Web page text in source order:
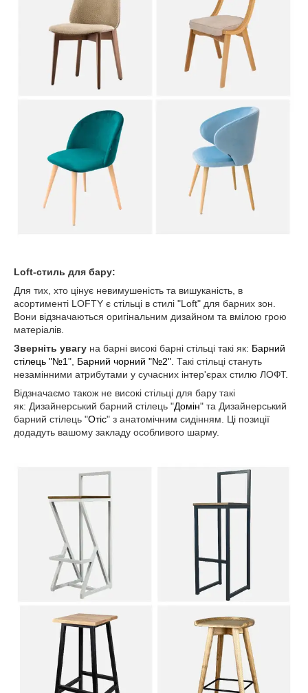
Loft-стиль для бару:
Для тих, хто цінує невимушеність та вишуканість, в
асортименті LOFTY є стільці в стилі "Loft" для барних зон.
Вони відзначаються оригінальним дизайном та вмілою грою
матеріалів.
Зверніть увагу на барні високі барні стільці такі як: Барний
стілець "№1", Барний чорний "№2". Такі стільці стануть
незамінними атрибутами у сучасних інтер'єрах стилю ЛОФТ.
Відзначаємо також не високі стільці для бару такі
як: Дизайнерський барний стілець "Домін" та Дизайнерський
барний стілець "Отіс" з анатомічним сидінням. Ці позиції
додадуть вашому закладу особливого шарму.